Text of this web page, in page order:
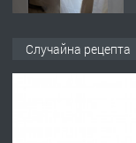
Случайна рецепта